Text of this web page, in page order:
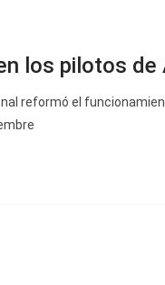
los pilotos de
reformó el